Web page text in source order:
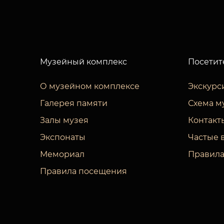
Музейный комплекс
О музейном комплексе
Галерея памяти
Залы музея
Экспонаты
Мемориал
Правила посещения
Схема
Частые